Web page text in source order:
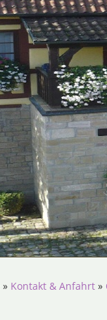
» Kontakt & Anfahrt »